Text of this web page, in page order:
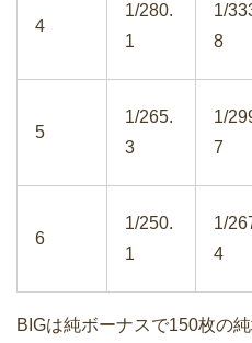
4
1/280.
1
1/
8
5
1/265.
3
1/
7
6
1/250.
1
1/
4
BIGは純ボーナスで150枚の純